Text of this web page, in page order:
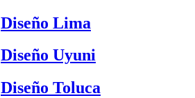
Diseño Lima
Diseño Uyuni
Diseño Toluca